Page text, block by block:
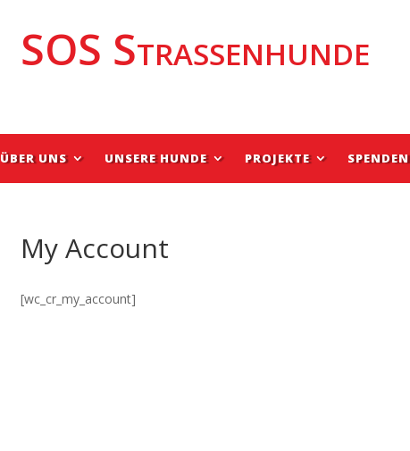
SOS Strassenhunde
ÜBER UNS UNSERE HUNDE PROJEKTE SPENDEN
My Account
[wc_cr_my_account]